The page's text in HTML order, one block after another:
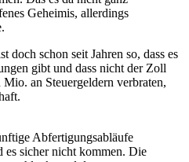
Geheimis, allerdings
doch schon seit Jahren so, dass es
gibt und dass nicht der Zoll
an Steuergeldern verbraten,
Abfertigungsabläufe
es sicher nicht kommen. Die